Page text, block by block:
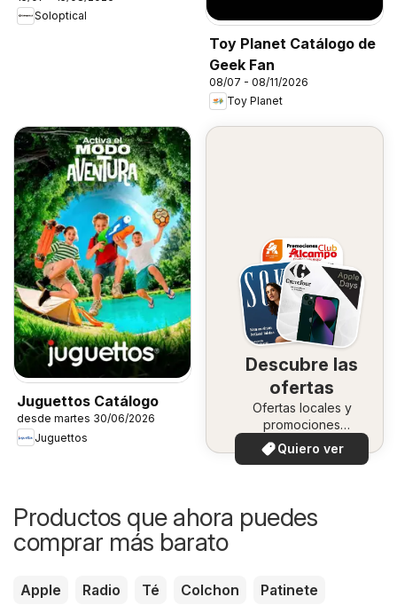
Soloptical
Toy Planet Catálogo de
Geek Fan
08/07 - 08/11/2026
Toy Planet
Juguettos Catálogo
desde martes 30/06/2026
Juguettos
Descubre las
ofertas
Ofertas locales y
promociones
especiales.
Quiero ver
Productos que ahora puedes
comprar más barato
Apple Radio Té Colchon
Patinete